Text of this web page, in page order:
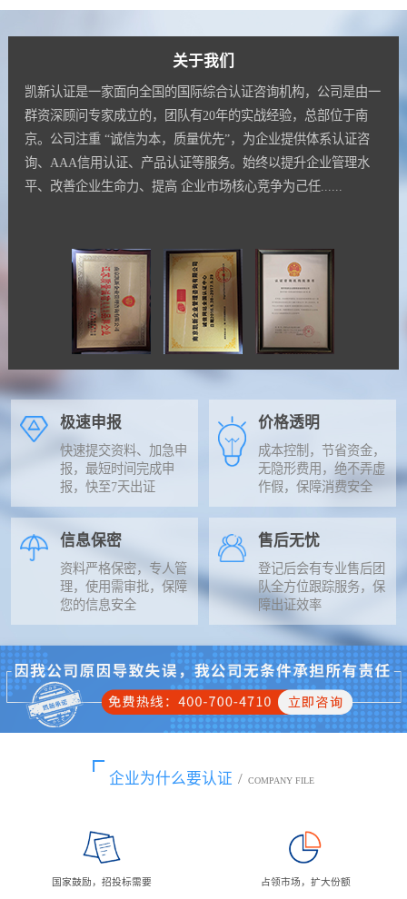
关于我们
凯新认证是一家面向全国的国际综合认证咨询机构，公司是由一
群资深顾问专家成立的，团队有20年的实战经验，总部位于南
京。公司注重 “诚信为本，质量优先”，为企业提供体系认证咨
询、AAA信用认证、产品认证等服务。始终以提升企业管理水
平、改善企业生命力、提高 企业市场核心竞争为己任......
极速申报
快速提交资料、加急申
报，最短时间完成申
报，快至7天出证
价格透明
成本控制，节省资金，
无隐形费用，绝不弄虚
作假，保障消费安全
信息保密
资料严格保密，专人管
理，使用需审批，保障
您的信息安全
售后无忧
登记后会有专业售后团
队全方位跟踪服务，保
障出证效率
企业为什么要认证 / COMPANY FILE
国家鼓励，招投标需要 占领市场，扩大份额